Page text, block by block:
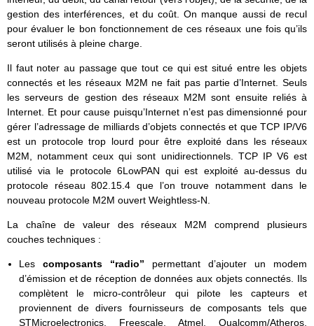
gestion des interférences, et du coût. On manque aussi de recul
pour évaluer le bon fonctionnement de ces réseaux une fois qu’ils
seront utilisés à pleine charge.
Il faut noter au passage que tout ce qui est situé entre les objets
connectés et les réseaux M2M ne fait pas partie d’Internet. Seuls
les serveurs de gestion des réseaux M2M sont ensuite reliés à
Internet. Et pour cause puisqu’Internet n’est pas dimensionné pour
gérer l’adressage de milliards d’objets connectés et que TCP IP/V6
est un protocole trop lourd pour être exploité dans les réseaux
M2M, notamment ceux qui sont unidirectionnels. TCP IP V6 est
utilisé via le protocole 6LowPAN qui est exploité au-dessus du
protocole réseau 802.15.4 que l’on trouve notamment dans le
nouveau protocole M2M ouvert Weightless-N.
La chaîne de valeur des réseaux M2M comprend plusieurs
couches techniques :
Les composants “radio” permettant d’ajouter un modem
d’émission et de réception de données aux objets connectés. Ils
complètent le micro-contrôleur qui pilote les capteurs et
proviennent de divers fournisseurs de composants tels que
STMicroelectronics, Freescale, Atmel, Qualcomm/Atheros,